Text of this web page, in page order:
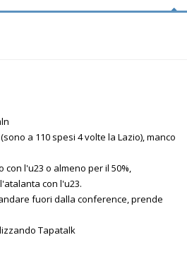
a 110 spesi 4 volte la Lazio), manco
con l'u23 o almeno per il 50%,
con l'u23.
fuori dalla conference, prende
Tapatalk